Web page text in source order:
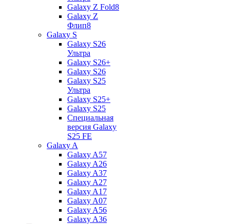
Galaxy Z Fold8
Galaxy Z
Флип8
Galaxy S
Galaxy S26
Ультра
Galaxy S26+
Galaxy S26
Galaxy S25
Ультра
Galaxy S25+
Galaxy S25
Специальная
версия Galaxy
S25 FE
Galaxy A
Galaxy A57
Galaxy A26
Galaxy A37
Galaxy A27
Galaxy A17
Galaxy A07
Galaxy A56
Galaxy A36